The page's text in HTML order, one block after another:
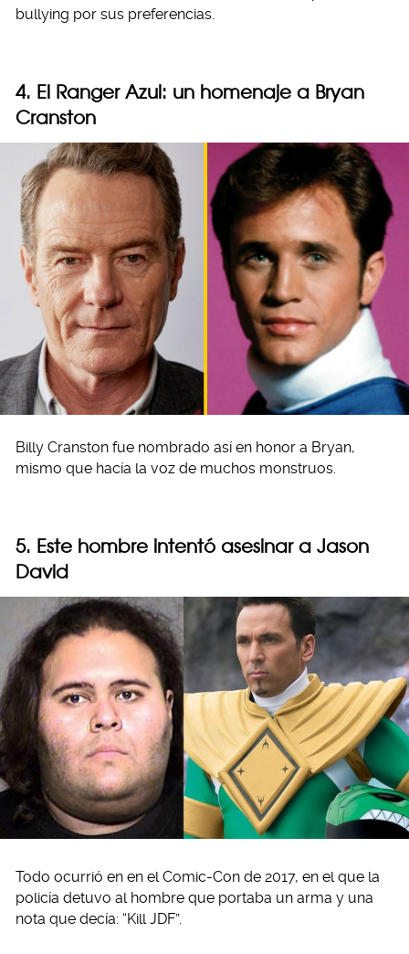
bullying por sus preferencias.
4. El Ranger Azul: un homenaje a Bryan
Cranston
Billy Cranston fue nombrado así en honor a Bryan,
mismo que hacía la voz de muchos monstruos.
5. Este hombre intentó asesinar a Jason
David
Todo ocurrió en en el Comic-Con de 2017, en el que la
policía detuvo al hombre que portaba un arma y una
nota que decía: “Kill JDF”.